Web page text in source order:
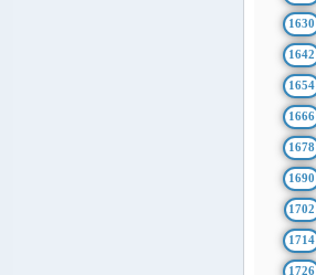
1630
1642
1654
1666
1678
1690
1702
1714
1726